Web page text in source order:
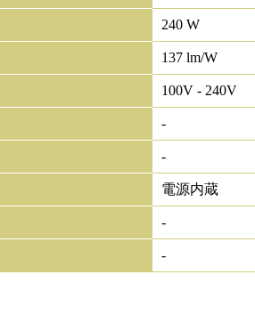
240 W
137 lm/W
100V - 240V
-
-
電源内蔵
-
-